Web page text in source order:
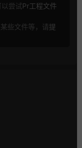
尝试Pr工程文件
些文件等，请提